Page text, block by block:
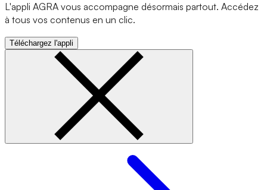
L'appli AGRA vous accompagne désormais partout. Accédez
à tous vos contenus en un clic.
Téléchargez l'appli